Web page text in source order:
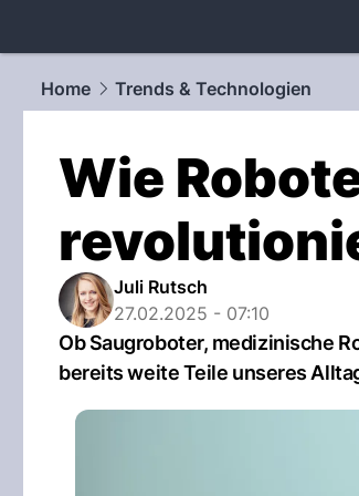
Home
Trends & Technologien
Wie
Juli Rutsch
27.02.2025 - 07:10
Ob Saugroboter, medizinische
bereits weite Teile unseres